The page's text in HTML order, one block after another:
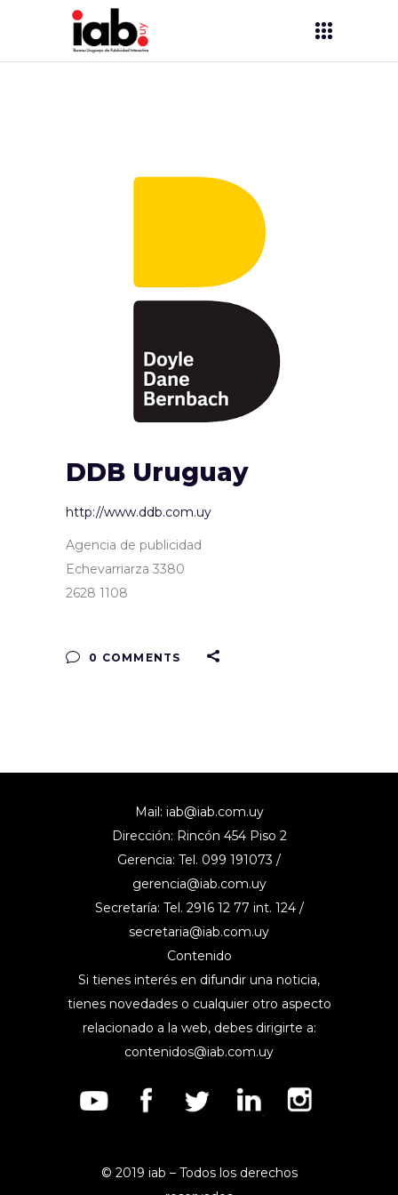
DDB Uruguay
http://www.ddb.com.uy
Agencia de publicidad
Echevarriarza 3380
2628 1108
0 COMMENTS
Mail: iab@iab.com.uy
Dirección: Rincón 454 Piso 2
Gerencia: Tel. 099 191073 /
gerencia@iab.com.uy
Secretaría: Tel. 2916 12 77 int. 124 /
secretaria@iab.com.uy
Contenido
Si tienes interés en difundir una noticia,
tienes novedades o cualquier otro aspecto
relacionado a la web, debes dirigirte a:
contenidos@iab.com.uy
© 2019 iab – Todos los derechos